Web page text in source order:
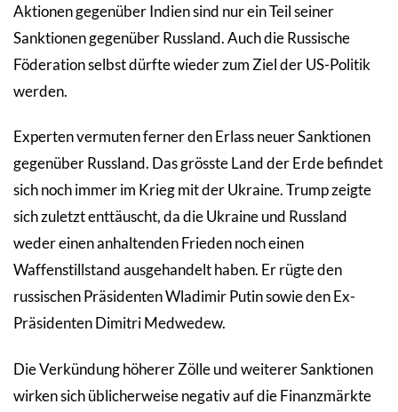
Aktionen gegenüber Indien sind nur ein Teil seiner
Sanktionen gegenüber Russland. Auch die Russische
Föderation selbst dürfte wieder zum Ziel der US-Politik
werden.
Experten vermuten ferner den Erlass neuer Sanktionen
gegenüber Russland. Das grösste Land der Erde befindet
sich noch immer im Krieg mit der Ukraine. Trump zeigte
sich zuletzt enttäuscht, da die Ukraine und Russland
weder einen anhaltenden Frieden noch einen
Waffenstillstand ausgehandelt haben. Er rügte den
russischen Präsidenten Wladimir Putin sowie den Ex-
Präsidenten Dimitri Medwedew.
Die Verkündung höherer Zölle und weiterer Sanktionen
wirken sich üblicherweise negativ auf die Finanzmärkte